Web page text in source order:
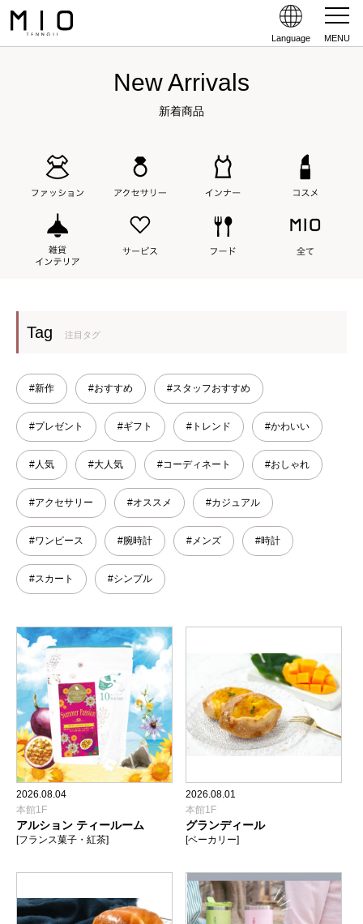
Language MENU
New Arrivals
新着商品
Tag 注目タグ
#新作 #おすすめ #スタッフおすすめ
#プレゼント #ギフト #トレンド #かわいい
#人気 #大人気 #コーディネート #おしゃれ
#アクセサリー #オススメ #カジュアル
#ワンピース #腕時計 #メンズ #時計
#スカート #シンプル
2026.08.04
本館1F
アルション ティールーム
[フランス菓子・紅茶]
2026.08.01
本館1F
グランディール
[ベーカリー]